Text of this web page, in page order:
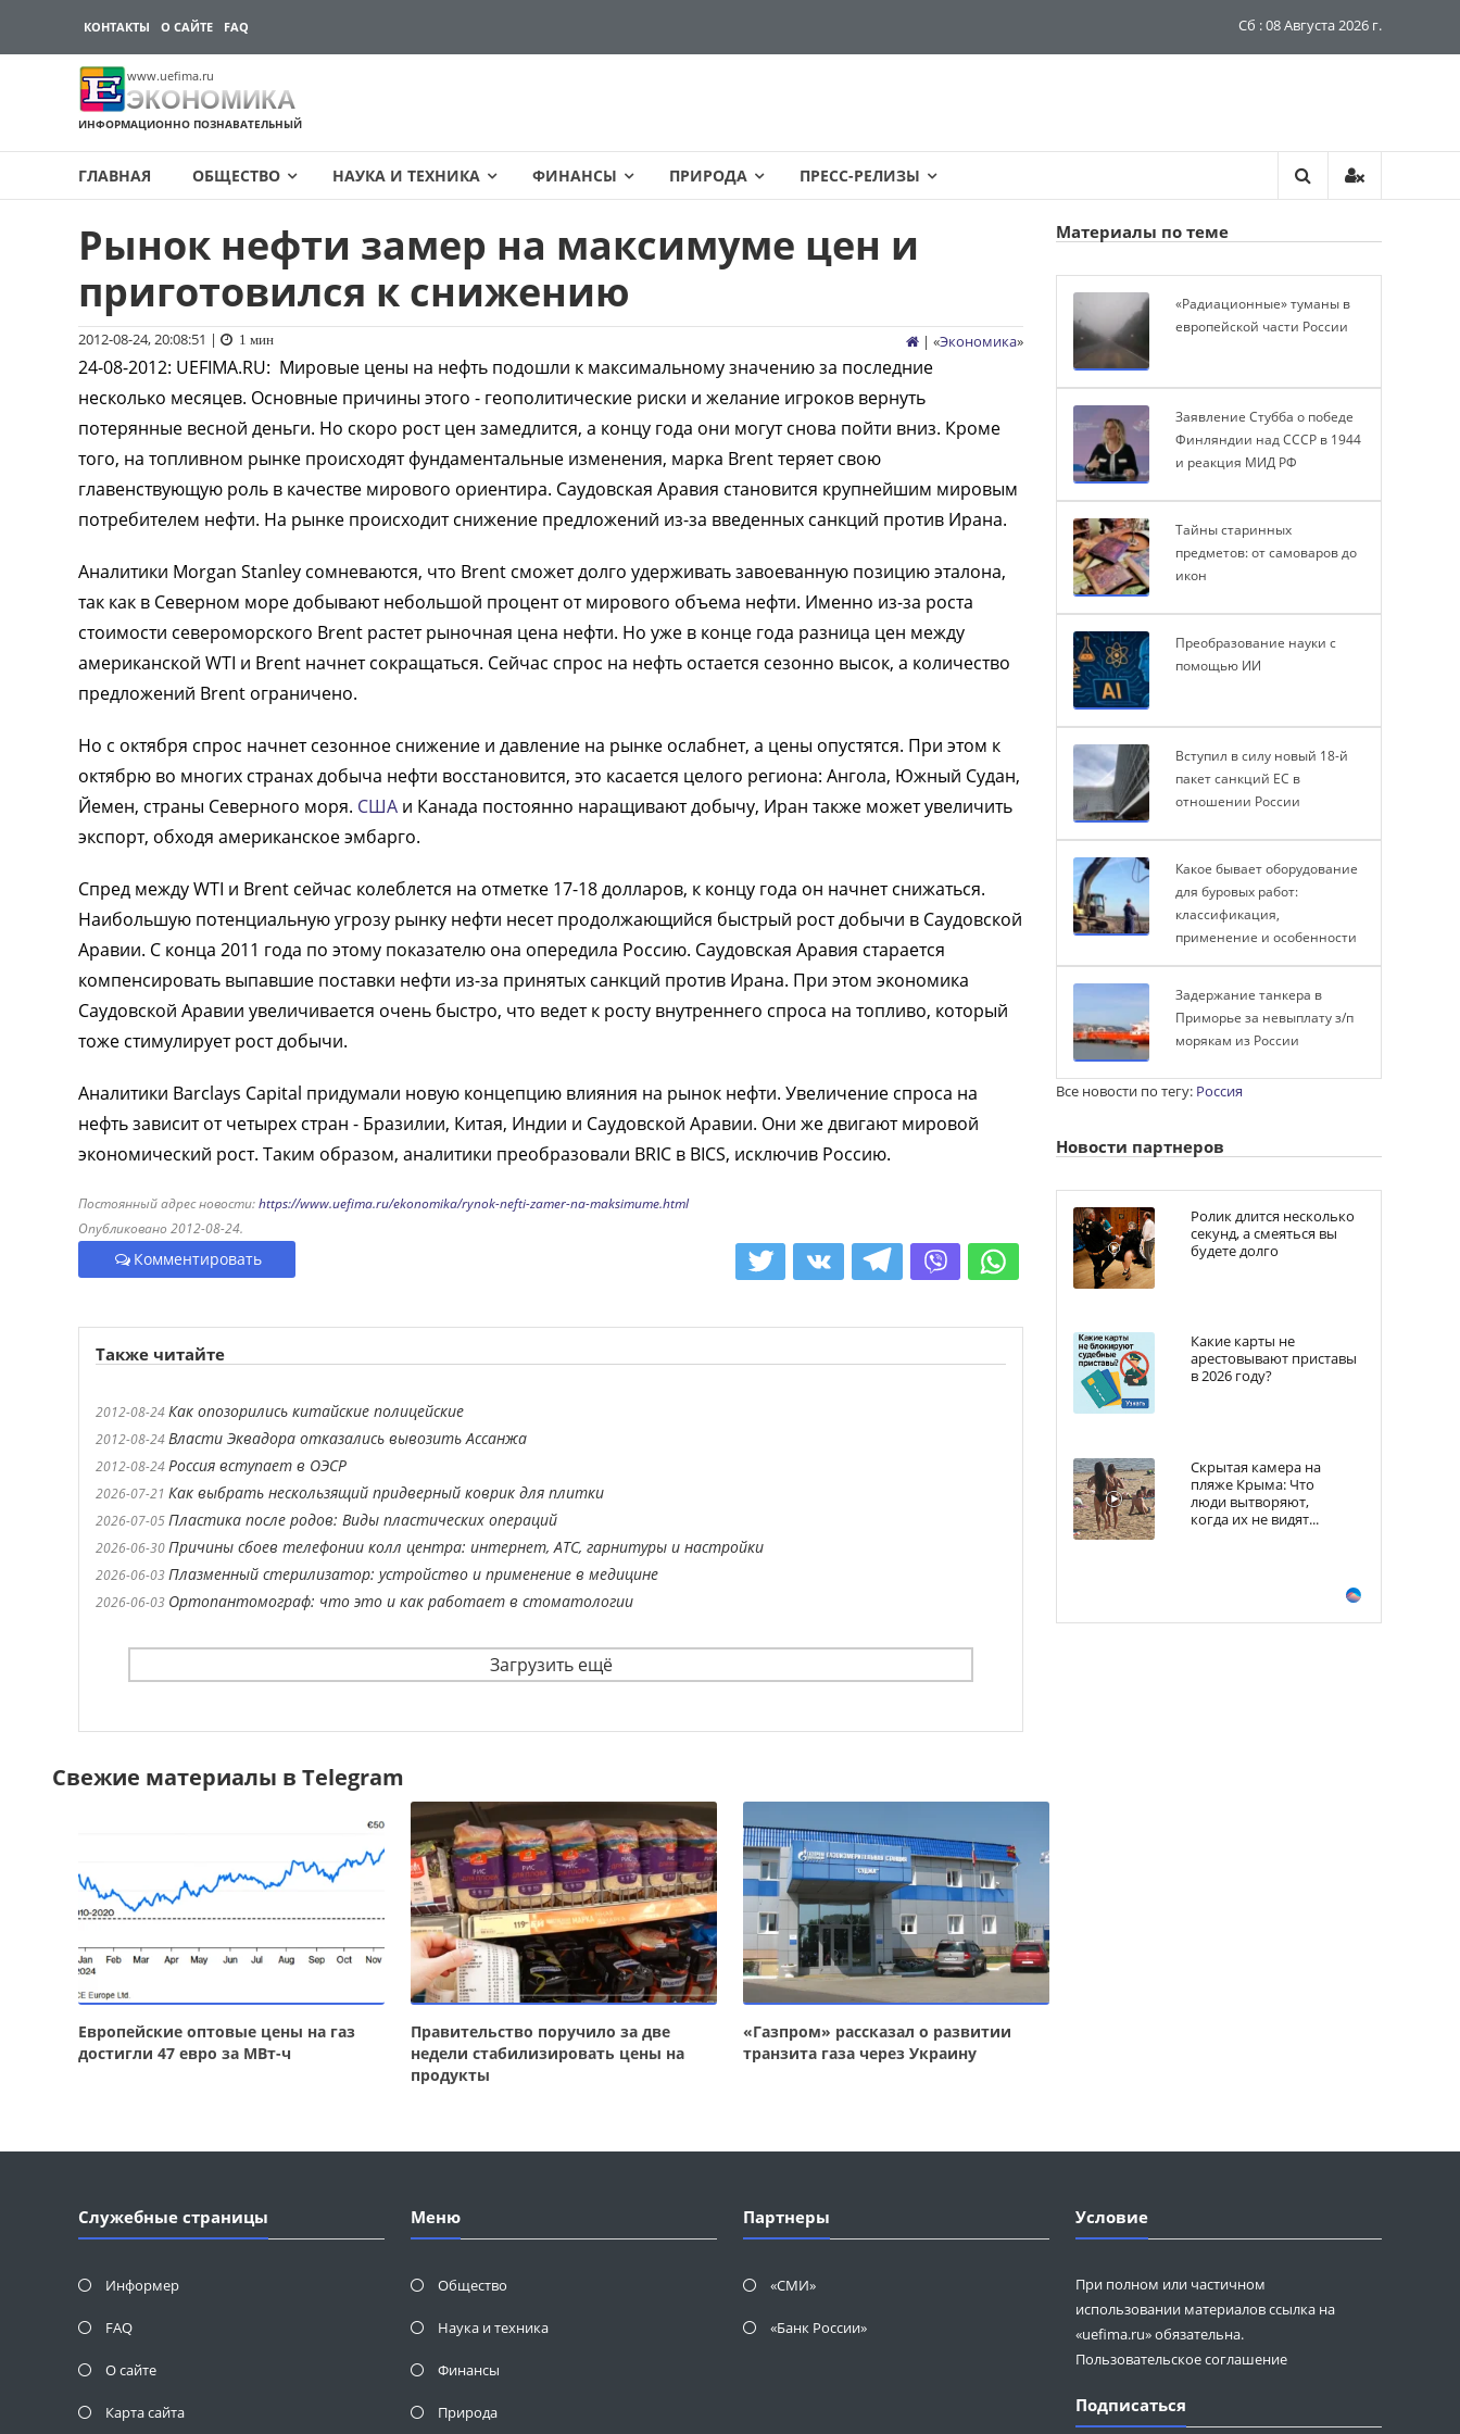
КОНТАКТЫ О САЙТЕ FAQ Сб : 08 Августа 2026 г.
www.uefima.ru
ЭКОНОМИКА
ИНФОРМАЦИОННО ПОЗНАВАТЕЛЬНЫЙ
ГЛАВНАЯ ОБЩЕСТВО НАУКА И ТЕХНИКА ФИНАНСЫ ПРИРОДА ПРЕСС-РЕЛИЗЫ
содержимому
Рынок нефти замер на максимуме цен и
приготовился к снижению
2012-08-24, 20:08:51 | 1 мин | «Экономика»
24-08-2012: UEFIMA.RU: Мировые цены на нефть подошли к максимальному значению за последние
несколько месяцев. Основные причины этого - геополитические риски и желание игроков вернуть
потерянные весной деньги. Но скоро рост цен замедлится, а концу года они могут снова пойти вниз. Кроме
того, на топливном рынке происходят фундаментальные изменения, марка Brent теряет свою
главенствующую роль в качестве мирового ориентира. Саудовская Аравия становится крупнейшим мировым
потребителем нефти. На рынке происходит снижение предложений из-за введенных санкций против Ирана.
Аналитики Morgan Stanley сомневаются, что Brent сможет долго удерживать завоеванную позицию эталона,
так как в Северном море добывают небольшой процент от мирового объема нефти. Именно из-за роста
стоимости североморского Brent растет рыночная цена нефти. Но уже в конце года разница цен между
американской WTI и Brent начнет сокращаться. Сейчас спрос на нефть остается сезонно высок, а количество
предложений Brent ограничено.
Но с октября спрос начнет сезонное снижение и давление на рынке ослабнет, а цены опустятся. При этом к
октябрю во многих странах добыча нефти восстановится, это касается целого региона: Ангола, Южный Судан,
Йемен, страны Северного моря. США и Канада постоянно наращивают добычу, Иран также может увеличить
экспорт, обходя американское эмбарго.
Спред между WTI и Brent сейчас колеблется на отметке 17-18 долларов, к концу года он начнет снижаться.
Наибольшую потенциальную угрозу рынку нефти несет продолжающийся быстрый рост добычи в Саудовской
Аравии. С конца 2011 года по этому показателю она опередила Россию. Саудовская Аравия старается
компенсировать выпавшие поставки нефти из-за принятых санкций против Ирана. При этом экономика
Саудовской Аравии увеличивается очень быстро, что ведет к росту внутреннего спроса на топливо, который
тоже стимулирует рост добычи.
Аналитики Barclays Capital придумали новую концепцию влияния на рынок нефти. Увеличение спроса на
нефть зависит от четырех стран - Бразилии, Китая, Индии и Саудовской Аравии. Они же двигают мировой
экономический рост. Таким образом, аналитики преобразовали BRIC в BICS, исключив Россию.
Постоянный адрес новости:https://www.uefima.ru/ekonomika/rynok-nefti-zamer-na-maksimume.html
Опубликовано 2012-08-24.
Комментировать
Также читайте
2012-08-24Как опозорились китайские полицейские
2012-08-24Власти Эквадора отказались вывозить Ассанжа
2012-08-24Россия вступает в ОЭСР
2026-07-21 Как выбрать нескользящий придверный коврик для плитки
2026-07-05Пластика после родов: Виды пластических операций
2026-06-30Причины сбоев телефонии колл центра: интернет, АТС, гарнитуры и настройки
2026-06-03Плазменный стерилизатор: устройство и применение в медицине
2026-06-03 Ортопантомограф: что это и как работает в стоматологии
Загрузить ещё
Свежие материалы в Telegram
Европейские оптовые цены на газ
достигли 47 евро за МВт-ч
Правительство поручило за две
недели стабилизировать цены на
продукты
«Газпром» рассказал о развитии
транзита газа через Украину
Материалы по теме
«Радиационные» туманы в
европейской части России
Заявление Стубба о победе
Финляндии над СССР в 1944
и реакция МИД РФ
Тайны старинных
предметов: от самоваров до
икон
Преобразование науки с
помощью ИИ
Вступил в силу новый 18-й
пакет санкций ЕС в
отношении России
Какое бывает оборудование
для буровых работ:
классификация,
применение и особенности
Задержание танкера в
Приморье за невыплату з/п
морякам из России
Все новости по тегу: Россия
Новости партнеров
Ролик длится несколько
секунд, а смеяться вы
будете долго
Какие карты не
арестовывают приставы
в 2026 году?
Скрытая камера на
пляже Крыма: Что
люди вытворяют,
когда их не видят...
Служебные страницы
Информер
FAQ
О сайте
Карта сайта
Меню
Общество
Наука и техника
Финансы
Природа
Партнеры
«СМИ»
«Банк России»
Условие
При полном или частичном
использовании материалов ссылка на
«uefima.ru» обязательна.
Пользовательское соглашение
Подписаться